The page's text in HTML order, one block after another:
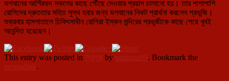
ভগবানের আর্শিরবাদ সকলের কাছে পৌঁছে দেওয়ার প্রয়াস চালানো হয়। তার পাশাপাশি
রোগিদের দ্রুততার সহিত সুস্থ হবার জন্য ভগবানের নিকট প্রার্থনা করলেন প্রভুজি।
শুক্রবার হাসপাতালে চিকিৎসাধীন রোগিরা ইস্কন মন্দিরের প্রভুজীকে কাছে পেয়ে খুবই
আনন্দিত হয়েছেন।
This entry was posted in ত্রিপুরা by santanu99. Bookmark the
permalink.